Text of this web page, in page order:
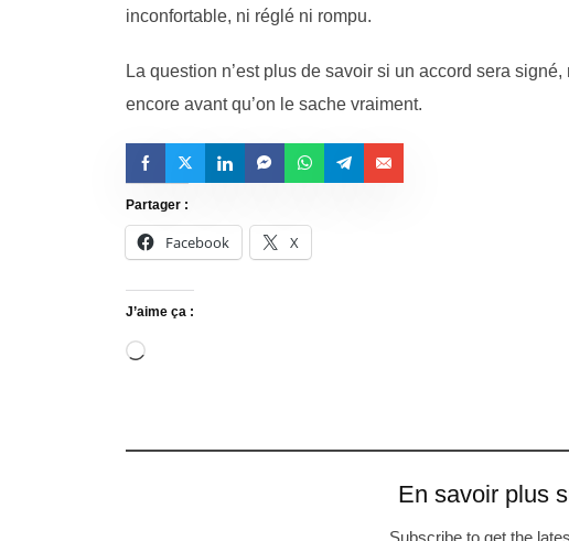
inconfortable, ni réglé ni rompu.
La question n’est plus de savoir si un accord sera
encore avant qu’on le sache vraiment.
Partager :
Facebook X
J’aime ça :
En savoir plus
Subscribe to get the